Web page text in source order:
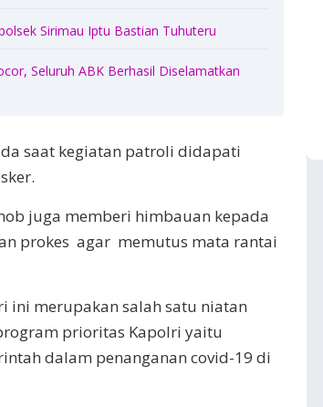
Sirimau Iptu Bastian Tuhuteru
Seluruh ABK Berhasil Diselamatkan
saat kegiatan patroli didapati
juga memberi himbauan kepada
prokes agar memutus mata rantai
ini merupakan salah satu niatan
prioritas Kapolri yaitu
dalam penanganan covid-19 di